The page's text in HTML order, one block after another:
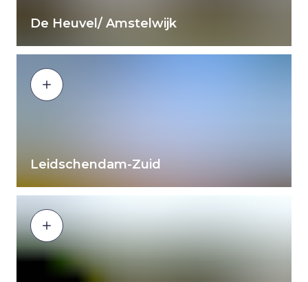
De Heuvel/ Amstelwijk
Leidschendam-Zuid